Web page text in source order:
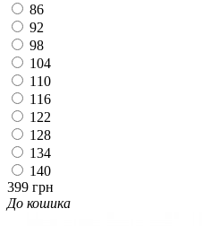
86
92
98
104
110
116
122
128
134
140
399 грн
До кошика